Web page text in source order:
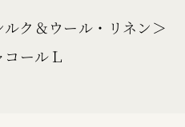
ク＆ウール・リネン＞
ールＬ